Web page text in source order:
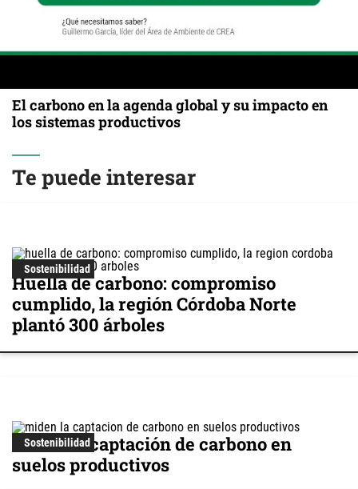
El carbono en la agenda global y su impacto en
los sistemas productivos
Te puede interesar
Sostenibilidad
Huella de carbono: compromiso
cumplido, la región Córdoba Norte
plantó 300 árboles
Sostenibilidad
Miden la captación de carbono en
suelos productivos